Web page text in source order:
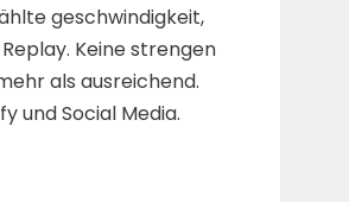
geschwindigkeit,
Keine strengen
als ausreichend.
und Social Media.